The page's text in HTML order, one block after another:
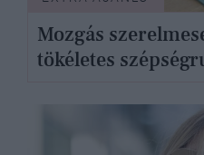
Mozgás
tökéletes